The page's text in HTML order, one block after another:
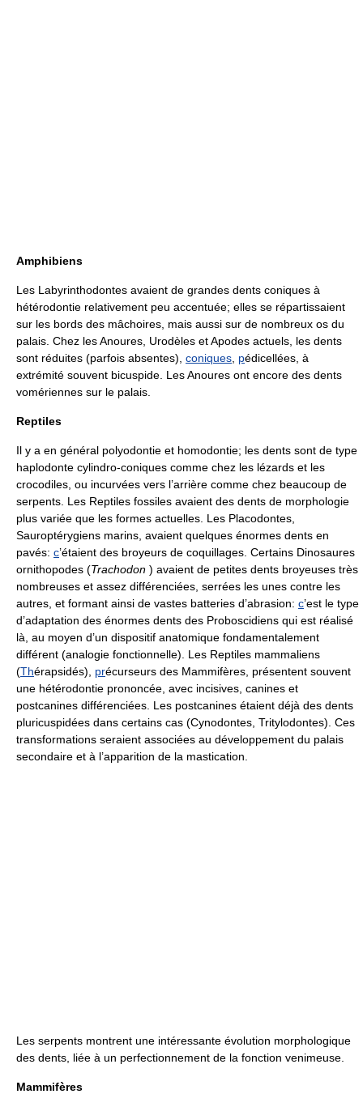
Amphibiens
Les Labyrinthodontes avaient de grandes dents coniques à
hétérodontie relativement peu accentuée; elles se répartissaient
sur les bords des mâchoires, mais aussi sur de nombreux os du
palais. Chez les Anoures, Urodèles et Apodes actuels, les dents
sont réduites (parfois absentes), coniques pédicellées, à
extrémité souvent bicuspide. Les Anoures ont encore des dents
vomériennes sur le palais.
Reptiles
Il y a en général polyodontie et homodontie; les dents sont de type
haplodonte cylindro-coniques comme chez les lézards et les
crocodiles, ou incurvées vers l’arrière comme chez beaucoup de
serpents. Les Reptiles fossiles avaient des dents de morphologie
plus variée que les formes actuelles. Les Placodontes,
Sauroptérygiens marins, avaient quelques énormes dents en
pavés: c’étaient des broyeurs de coquillages. Certains Dinosaures
ornithopodes (Trachodon ) avaient de petites dents broyeuses très
nombreuses et assez différenciées, serrées les unes contre les
autres, et formant ainsi de vastes batteries d’abrasion: c’est le type
d’adaptation des énormes dents des Proboscidiens qui est réalisé
là, au moyen d’un dispositif anatomique fondamentalement
différent (analogie fonctionnelle). Les Reptiles mammaliens
(Thérapsidés), précurseurs des Mammifères, présentent souvent
une hétérodontie prononcée, avec incisives, canines et
postcanines différenciées. Les postcanines étaient déjà des dents
pluricuspidées dans certains cas (Cynodontes, Tritylodontes). Ces
transformations seraient associées au développement du palais
secondaire et à l’apparition de la mastication.
Les serpents montrent une intéressante évolution morphologique
des dents, liée à un perfectionnement de la fonction venimeuse.
Mammifères